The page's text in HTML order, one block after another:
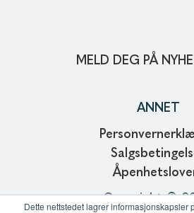
Dette nettstedet lagrer informasjonskapsler
ANNET
Copyright ©
MELD DEG PÅ